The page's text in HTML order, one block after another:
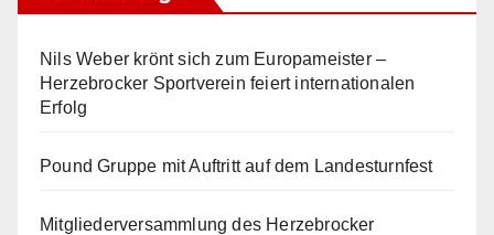
Nils Weber krönt sich zum Europameister –
Herzebrocker Sportverein feiert internationalen
Erfolg
Pound Gruppe mit Auftritt auf dem Landesturnfest
Mitgliederversammlung des Herzebrocker